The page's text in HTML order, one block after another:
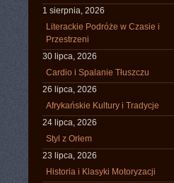
1 sierpnia, 2026
Literackie Podróże w Czasie i
Przestrzeni
30 lipca, 2026
Cardio i Spalanie Tłuszczu
26 lipca, 2026
Afrykańskie Kultury i Tradycje
24 lipca, 2026
Styl z Orłem
23 lipca, 2026
Historia i Klasyki Motoryzacji